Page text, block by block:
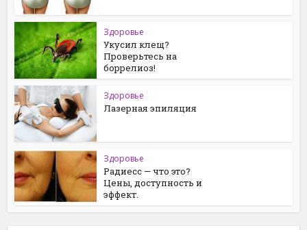
Здоровье
Укусил клещ?
Проверьтесь на
боррелиоз!
Здоровье
Лазерная эпиляция
Здоровье
Радиесс — что это?
Цены, доступность и
эффект.